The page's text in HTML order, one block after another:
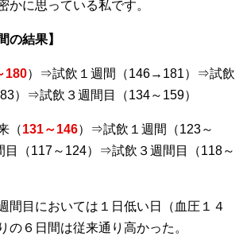
かに思っている私です。
の結果】
180）⇒試飲１週間（146→181）⇒試飲
）⇒試飲３週間目（134～159）
（131～146）⇒試飲１週間（123～
（117～124）⇒試飲３週間目（118～
間目においては１日低い日（血圧１４
の６日間は従来通り高かった。